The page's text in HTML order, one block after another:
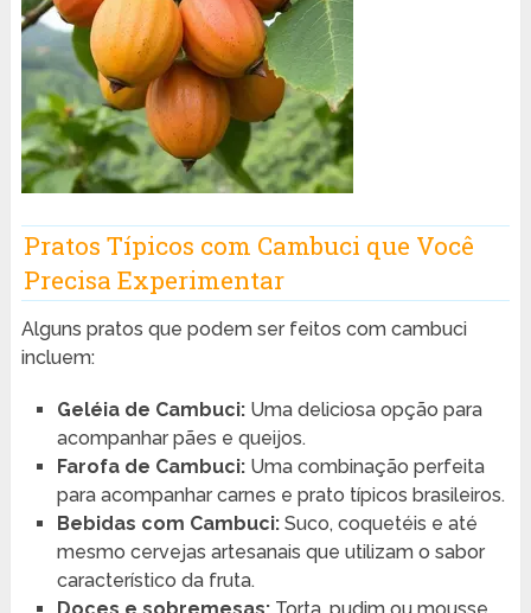
Pratos Típicos com Cambuci que Você
Precisa Experimentar
Alguns pratos que podem ser feitos com cambuci
incluem:
Geléia de Cambuci:Uma deliciosa opção para
acompanhar pães e queijos.
Farofa de Cambuci:Uma combinação perfeita
para acompanhar carnes e prato típicos brasileiros.
Bebidas com Cambuci:Suco, coquetéis e até
mesmo cervejas artesanais que utilizam o sabor
característico da fruta.